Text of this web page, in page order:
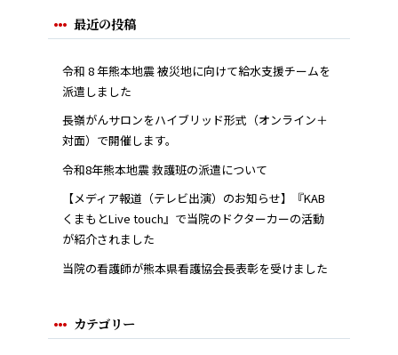
最近の投稿
令和 8 年熊本地震 被災地に向けて給水支援チームを
派遣しました
長嶺がんサロンをハイブリッド形式（オンライン＋
対面）で開催します。
令和8年熊本地震 救護班の派遣について
【メディア報道（テレビ出演）のお知らせ】『KAB
くまもとLive touch』で当院のドクターカーの活動
が紹介されました
当院の看護師が熊本県看護協会長表彰を受けました
カテゴリー